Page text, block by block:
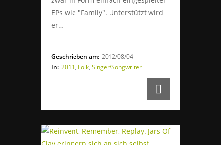
EPs wie "Family". Unterstützt wird
er…
Geschrieben am: 2012/08/04
In: 2011, Folk, Singer/Songwriter